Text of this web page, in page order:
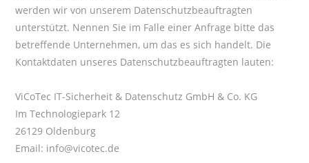
werden wir von unserem Datenschutzbeauftragten
unterstützt. Nennen Sie im Falle einer Anfrage bitte das
betreffende Unternehmen, um das es sich handelt. Die
Kontaktdaten unseres Datenschutzbeauftragten lauten:
ViCoTec IT-Sicherheit & Datenschutz GmbH & Co. KG
Im Technologiepark 12
26129 Oldenburg
Email: info@vicotec.de